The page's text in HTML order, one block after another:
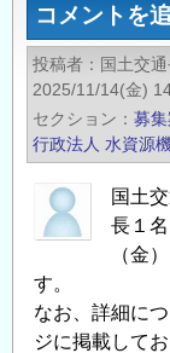
ず
コメントを
投稿者 国土交
2025/11/14(金)
セクション
募
行政法人 水資源
国土
長１
（金
す。
なお、詳細に
ジに掲載してお